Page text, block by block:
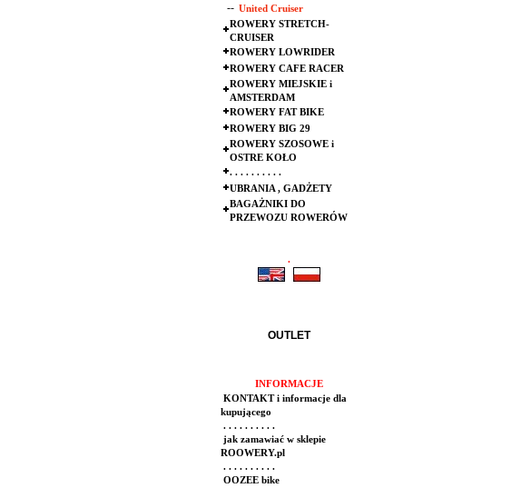
-- United Cruiser
ROWERY STRETCH-
CRUISER
ROWERY LOWRIDER
ROWERY CAFE RACER
ROWERY MIEJSKIE i
AMSTERDAM
ROWERY FAT BIKE
ROWERY BIG 29
ROWERY SZOSOWE i
OSTRE KOŁO
. . . . . . . . . .
UBRANIA , GADŻETY
BAGAŻNIKI DO
PRZEWOZU ROWERÓW
.
OUTLET
INFORMACJE
KONTAKT i informacje dla
kupującego
. . . . . . . . . .
jak zamawiać w sklepie
ROOWERY.pl
. . . . . . . . . .
OOZEE bike